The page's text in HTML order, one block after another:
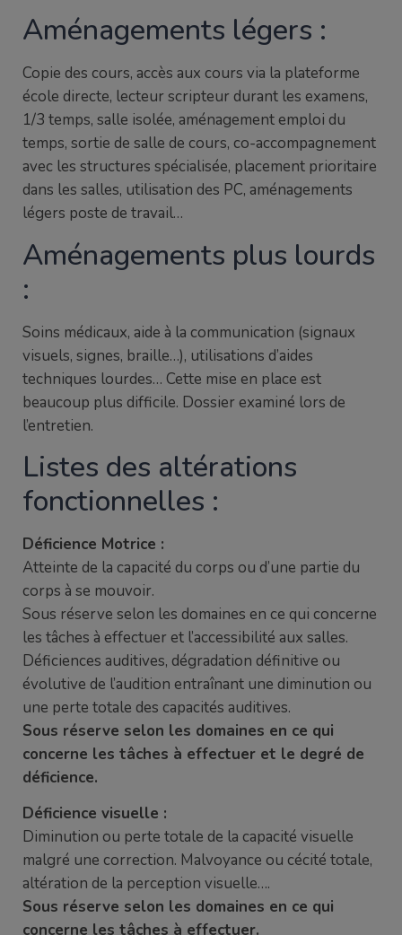
Aménagements légers :
Copie des cours, accès aux cours via la plateforme
école directe, lecteur scripteur durant les examens,
1/3 temps, salle isolée, aménagement emploi du
temps, sortie de salle de cours, co-accompagnement
avec les structures spécialisée, placement prioritaire
dans les salles, utilisation des PC, aménagements
légers poste de travail…
Aménagements plus lourds
:
Soins médicaux, aide à la communication (signaux
visuels, signes, braille…), utilisations d’aides
techniques lourdes… Cette mise en place est
beaucoup plus difficile. Dossier examiné lors de
l’entretien.
Listes des altérations
fonctionnelles :
Déficience Motrice :
Atteinte de la capacité du corps ou d’une partie du
corps à se mouvoir.
Sous réserve selon les domaines en ce qui concerne
les tâches à effectuer et l’accessibilité aux salles.
Déficiences auditives, dégradation définitive ou
évolutive de l’audition entraînant une diminution ou
une perte totale des capacités auditives.
Sous réserve selon les domaines en ce qui
concerne les tâches à effectuer et le degré de
déficience.
Déficience visuelle :
Diminution ou perte totale de la capacité visuelle
malgré une correction. Malvoyance ou cécité totale,
altération de la perception visuelle….
Sous réserve selon les domaines en ce qui
concerne les tâches à effectuer.